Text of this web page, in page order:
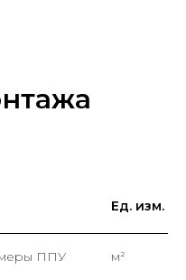
Ед. изм.
ППУ м²